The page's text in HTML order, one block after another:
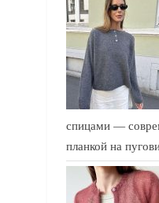
спицами —
планкой на